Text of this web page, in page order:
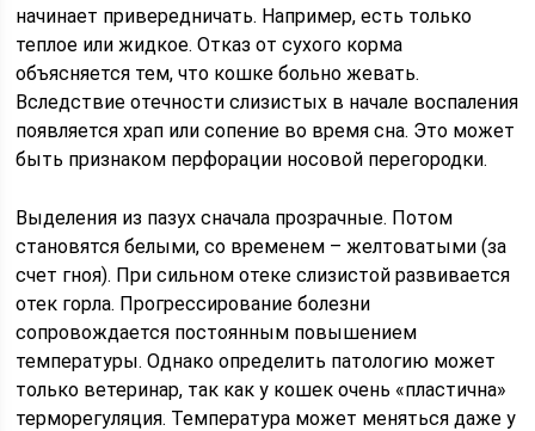
начинает привередничать. Например, есть только
теплое или жидкое. Отказ от сухого корма
объясняется тем, что кошке больно жевать.
Вследствие отечности слизистых в начале воспаления
появляется храп или сопение во время сна. Это может
быть признаком перфорации носовой перегородки.
Выделения из пазух сначала прозрачные. Потом
становятся белыми, со временем – желтоватыми (за
счет гноя). При сильном отеке слизистой развивается
отек горла. Прогрессирование болезни
сопровождается постоянным повышением
температуры. Однако определить патологию может
только ветеринар, так как у кошек очень «пластична»
терморегуляция. Температура может меняться даже у